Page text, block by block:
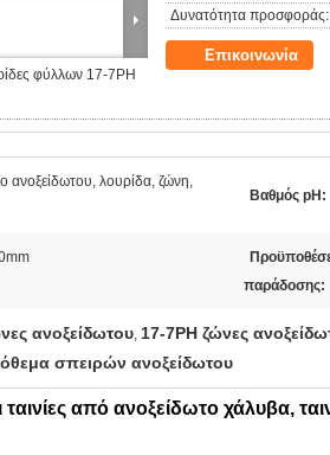
φύλλων 17-7PH
Δυνατότητα προσφοράς:
Επικοινωνία
ανοξείδωτου, λουρίδα, ζώνη,
Βαθμός pH:
παράδοσης:
ανοξείδωτου, 17-7PH ζώνες
σπειρών ανοξείδωτου
από ανοξείδωτο χάλυβα,